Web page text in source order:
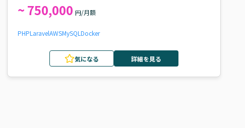
~ 750,000 円/月額
PHPLaravelAWSMySQL Docker
気になる 詳細を見る